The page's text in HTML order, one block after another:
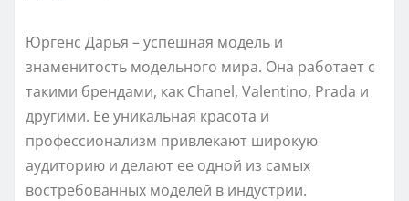
Юргенс Дарья – успешная модель и
знаменитость модельного мира. Она работает с
такими брендами, как Chanel, Valentino, Prada и
другими. Ее уникальная красота и
профессионализм привлекают широкую
аудиторию и делают ее одной из самых
востребованных моделей в индустрии.